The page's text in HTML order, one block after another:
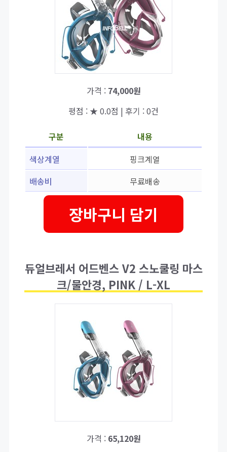
가격 : 74,000원
평점 : ★ 0.0점 | 후기 : 0건
구분
내용
색상계열
핑크계열
배송비
무료배송
장바구니 담기
듀얼브레서 어드벤스 V2 스노쿨링 마스
크/물안경, PINK / L-XL
가격 : 65,120원